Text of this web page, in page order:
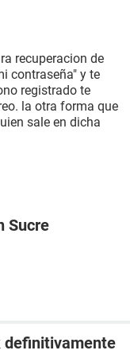
recuperacion de
contraseña" y te
registrado te
la otra forma que
sale en dicha
Sucre
definitivamente